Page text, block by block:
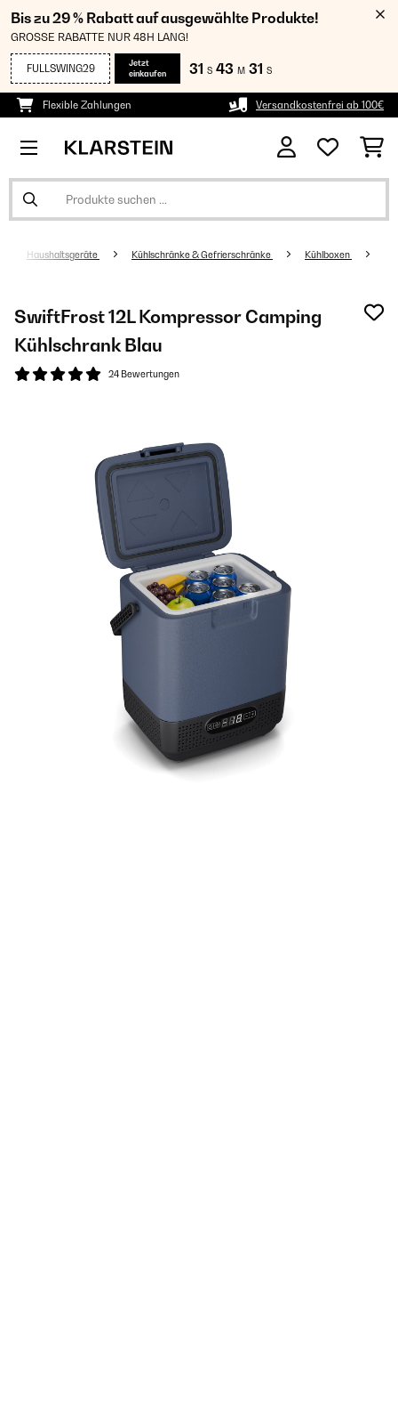
Bis zu 29 % Rabatt auf ausgewählte Produkte!
GROSSE RABATTE NUR 48H LANG!
FULLSWING29
Jetzt
einkaufen
31 S 43 M 30 S
Flexible Zahlungen Versandkostenfrei ab 100€
Haushaltsgeräte Kühlschränke & Gefrierschränke Kühlboxen
SwiftFrost 12L Kompressor Camping
Kühlschrank Blau
24 Bewertungen